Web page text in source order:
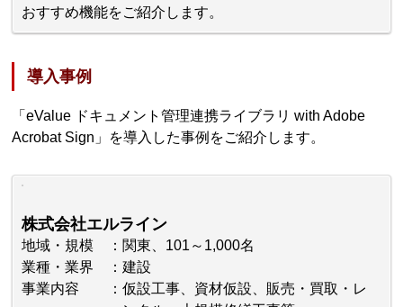
おすすめ機能をご紹介します。
導入事例
「eValue ドキュメント管理連携ライブラリ with Adobe
Acrobat Sign」を導入した事例をご紹介します。
株式会社エルライン
地域・規模
関東、101～1,000名
業種・業界
建設
事業内容
仮設工事、資材仮設、販売・買取・レ